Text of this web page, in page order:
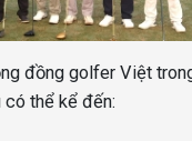
đồng golfer Việt
có thể kể đến: